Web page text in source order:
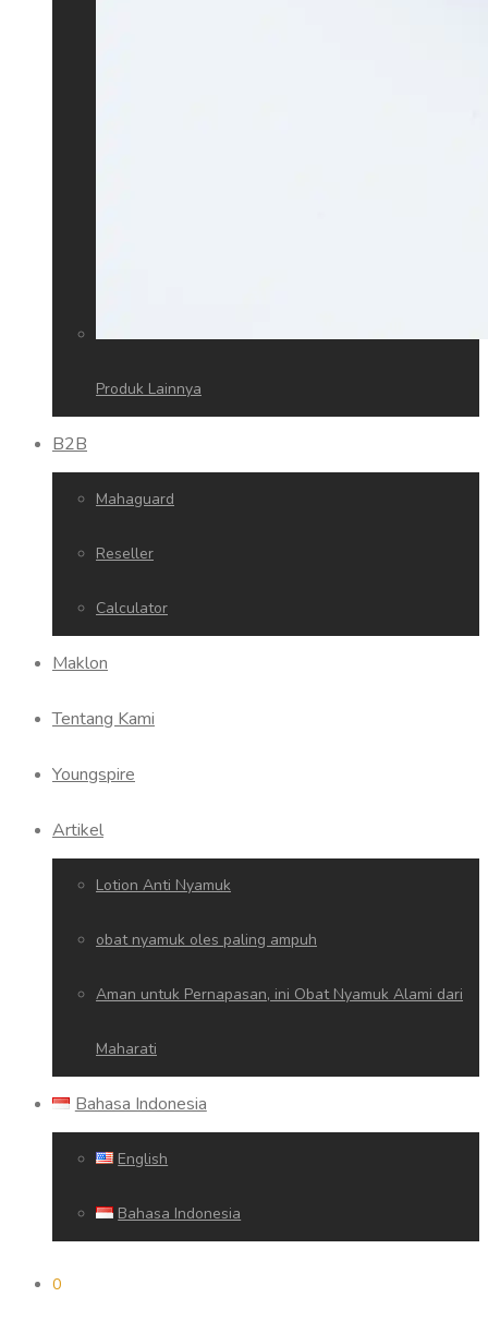
Produk Lainnya
B2B
Mahaguard
Reseller
Calculator
Maklon
Tentang Kami
Youngspire
Artikel
Lotion Anti Nyamuk
obat nyamuk oles paling ampuh
Aman untuk Pernapasan, ini Obat Nyamuk Alami dari
Maharati
Bahasa Indonesia
English
Bahasa Indonesia
0